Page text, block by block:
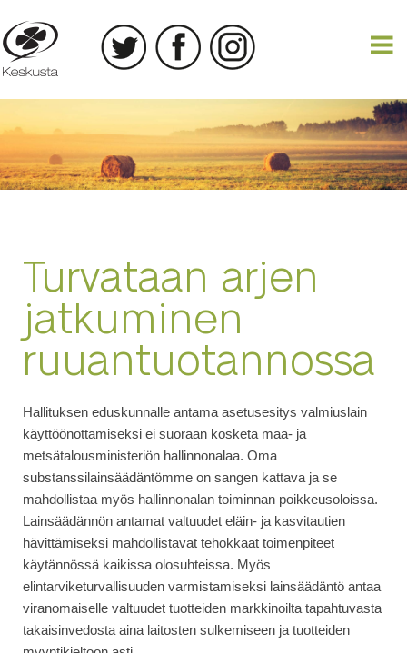
Turvataan arjen
jatkuminen
ruuantuotannossa
Hallituksen eduskunnalle antama asetusesitys valmiuslain
käyttöönottamiseksi ei suoraan kosketa maa- ja
metsätalousministeriön hallinnonalaa. Oma
substanssilainsäädäntömme on sangen kattava ja se
mahdollistaa myös hallinnonalan toiminnan poikkeusoloissa.
Lainsäädännön antamat valtuudet eläin- ja kasvitautien
hävittämiseksi mahdollistavat tehokkaat toimenpiteet
käytännössä kaikissa olosuhteissa. Myös
elintarviketurvallisuuden varmistamiseksi lainsäädäntö antaa
viranomaiselle valtuudet tuotteiden markkinoilta tapahtuvasta
takaisinvedosta aina laitosten sulkemiseen ja tuotteiden